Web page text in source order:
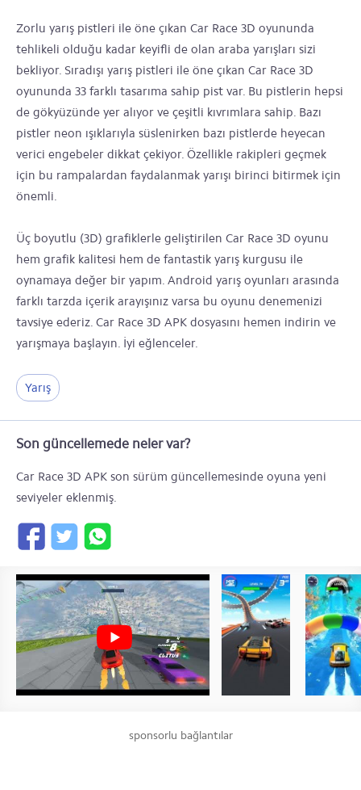
Zorlu yarış pistleri ile öne çıkan Car Race 3D oyununda
tehlikeli olduğu kadar keyifli de olan araba yarışları sizi
bekliyor. Sıradışı yarış pistleri ile öne çıkan Car Race 3D
oyununda 33 farklı tasarıma sahip pist var. Bu pistlerin hepsi
de gökyüzünde yer alıyor ve çeşitli kıvrımlara sahip. Bazı
pistler neon ışıklarıyla süslenirken bazı pistlerde heyecan
verici engebeler dikkat çekiyor. Özellikle rakipleri geçmek
için bu rampalardan faydalanmak yarışı birinci bitirmek için
önemli.
Üç boyutlu (3D) grafiklerle geliştirilen Car Race 3D oyunu
hem grafik kalitesi hem de fantastik yarış kurgusu ile
oynamaya değer bir yapım. Android yarış oyunları arasında
farklı tarzda içerik arayışınız varsa bu oyunu denemenizi
tavsiye ederiz. Car Race 3D APK dosyasını hemen indirin ve
yarışmaya başlayın. İyi eğlenceler.
Yarış
Son güncellemede neler var?
Car Race 3D APK son sürüm güncellemesinde oyuna yeni
seviyeler eklenmiş.
sponsorlu bağlantılar